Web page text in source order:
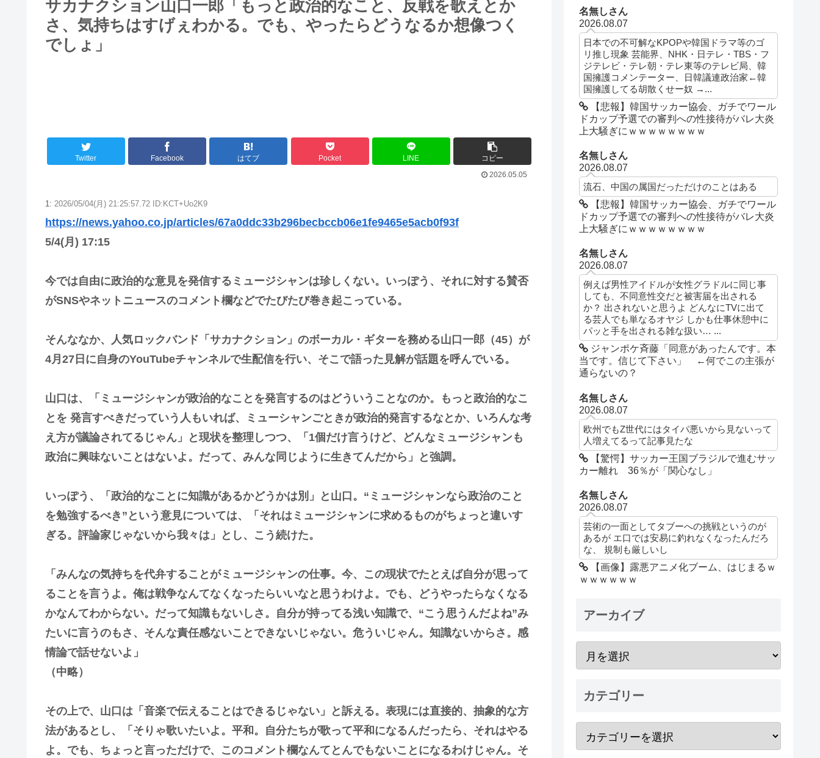
サカナクション山口一郎「もっと政治的なこと、反戦を歌えとか
さ、気持ちはすげぇわかる。でも、やったらどうなるか想像つく
でしょ」
Twitter Facebook はてブ Pocket LINE
コピー
2026.05.05
1: 2026/05/04(月) 21:25:57.72 ID:KCT+Uo2K9
https://news.yahoo.co.jp/articles/67a0ddc33b296becbccb06e1fe9465e5acb0f93f
5/4(月) 17:15
今では自由に政治的な意見を発信するミュージシャンは珍しくない。いっぽう、それに対する賛否
がSNSやネットニュースのコメント欄などでたびたび巻き起こっている。
そんななか、人気ロックバンド「サカナクション」のボーカル・ギターを務める山口一郎（45）が
4月27日に自身のYouTubeチャンネルで生配信を行い、そこで語った見解が話題を呼んでいる。
山口は、「ミュージシャンが政治的なことを発言するのはどういうことなのか。もっと政治的なこ
とを 発言すべきだっていう人もいれば、ミューシャンごときが政治的発言するなとか、いろんな考
え方が議論されてるじゃん」と現状を整理しつつ、「1個だけ言うけど、どんなミュージシャンも
政治に興味ないことはないよ。だって、みんな同じように生きてんだから」と強調。
いっぽう、「政治的なことに知識があるかどうかは別」と山口。“ミュージシャンなら政治のこと
を勉強するべき”という意見については、「それはミュージシャンに求めるものがちょっと違いす
ぎる。評論家じゃないから我々は」とし、こう続けた。
「みんなの気持ちを代弁することがミュージシャンの仕事。今、この現状でたとえば自分が思って
ることを言うよ。俺は戦争なんてなくなったらいいなと思うわけよ。でも、どうやったらなくなる
かなんてわからない。だって知識もないしさ。自分が持ってる浅い知識で、“こう思うんだよね”み
たいに言うのもさ、そんな責任感ないことできないじゃない。危ういじゃん。知識ないからさ。感
情論で話せないよ」
（中略）
その上で、山口は「音楽で伝えることはできるじゃない」と訴える。表現には直接的、抽象的な方
法があるとし、「そりゃ歌いたいよ。平和。自分たちが歌って平和になるんだったら、それはやる
よ。でも、ちょっと言っただけで、このコメント欄なんてとんでもないことになるわけじゃん。そ
名無しさん
2026.08.07
日本での不可解なKPOPや韓国ドラマ等のゴ
リ推し現象 芸能界、NHK・日テレ・TBS・フ
ジテレビ・テレ朝・テレ東等のテレビ局、韓
国擁護コメンテーター、日韓議連政治家←韓
国擁護してる胡散くせー奴 →...
【悲報】韓国サッカー協会、ガチでワール
ドカップ予選での審判への性接待がバレ大炎
上大騒ぎにｗｗｗｗｗｗｗｗ
名無しさん
2026.08.07
流石、中国の属国だっただけのことはある
【悲報】韓国サッカー協会、ガチでワール
ドカップ予選での審判への性接待がバレ大炎
上大騒ぎにｗｗｗｗｗｗｗｗ
名無しさん
2026.08.07
例えば男性アイドルが女性グラドルに同じ事
しても、不同意性交だと被害届を出される
か？ 出されないと思うよ どんなにTVに出て
る芸人でも単なるオヤジ しかも仕事休憩中に
パッと手を出される雑な扱い… ...
ジャンポケ斉藤「同意があったんです。本
当です。信じて下さい」 ←何でこの主張が
通らないの？
名無しさん
2026.08.07
欧州でもZ世代にはタイパ悪いから見ないって
人増えてるって記事見たな
【驚愕】サッカー王国ブラジルで進むサッ
カー離れ 36％が「関心なし」
名無しさん
2026.08.07
芸術の一面としてタブーへの挑戦というのが
あるが エ口では安易に釣れなくなったんだろ
な、 規制も厳しいし
【画像】露悪アニメ化ブーム、はじまるｗ
ｗｗｗｗｗｗ
アーカイブ
カテゴリー